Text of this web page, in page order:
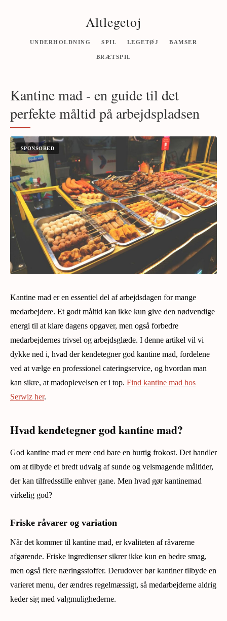
Altlegetoj
UNDERHOLDNING SPIL LEGETØJ BAMSER
BRÆTSPIL
Kantine mad - en guide til det
perfekte måltid på arbejdspladsen
Kantine mad er en essentiel del af arbejdsdagen for mange
medarbejdere. Et godt måltid kan ikke kun give den nødvendige
energi til at klare dagens opgaver, men også forbedre
medarbejdernes trivsel og arbejdsglæde. I denne artikel vil vi
dykke ned i, hvad der kendetegner god kantine mad, fordelene
ved at vælge en professionel cateringservice, og hvordan man
kan sikre, at madoplevelsen er i top. Find kantine mad hos
Serwiz her.
Hvad kendetegner god kantine mad?
God kantine mad er mere end bare en hurtig frokost. Det handler
om at tilbyde et bredt udvalg af sunde og velsmagende måltider,
der kan tilfredsstille enhver gane. Men hvad gør kantinemad
virkelig god?
Friske råvarer og variation
Når det kommer til kantine mad, er kvaliteten af råvarerne
afgørende. Friske ingredienser sikrer ikke kun en bedre smag,
men også flere næringsstoffer. Derudover bør kantiner tilbyde en
varieret menu, der ændres regelmæssigt, så medarbejderne aldrig
keder sig med valgmulighederne.